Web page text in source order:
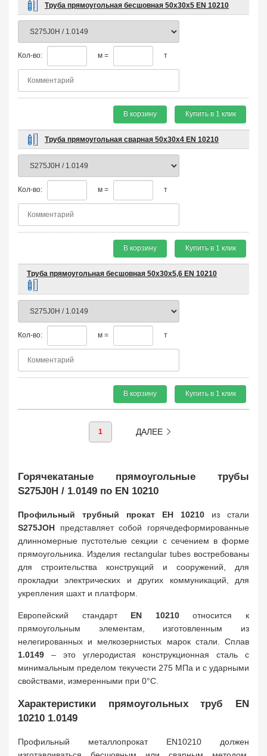
Труба прямоугольная бесшовная 50х30х5 EN 10210
Кол-во: м = т
В корзину Купить в 1 клик
Труба прямоугольная сварная 50х30х4 EN 10210
Кол-во: м = т
В корзину Купить в 1 клик
Труба прямоугольная бесшовная 50х30х5,6 EN 10210
Кол-во: м = т
В корзину Купить в 1 клик
1 ДАЛЕЕ
Горячекатаные прямоугольные трубы
S275J0H / 1.0149 по EN 10210
Профильный трубный прокат ЕН 10210 из стали
S275JOH представляет собой горячедеформированные
длинномерные пустотелые секции с сечением в форме
прямоугольника. Изделия rectangular tubes востребованы
для строительства конструкций и сооружений, для
прокладки электрических и других коммуникаций, для
укрепления шахт и платформ.
Европейский стандарт EN 10210относится к
прямоугольным элементам, изготовленным из
нелегированных и мелкозернистых марок стали. Сплав
1.0149 – это углеродистая конструкционная сталь с
минимальным пределом текучести 275 МПа и с ударными
свойствами, измеренными при 0°C.
Характеристики прямоугольных труб EN
10210 1.0149
Профильный металлопрокат EN10210 должен